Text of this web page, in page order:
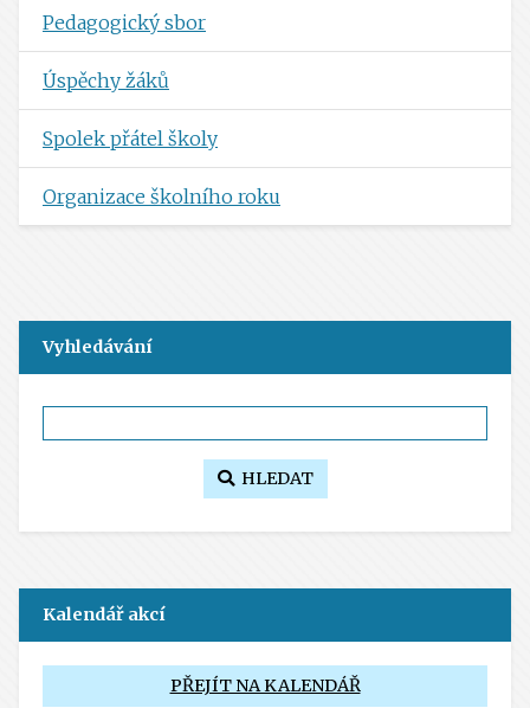
Pedagogický sbor
Úspěchy žáků
Spolek přátel školy
Organizace školního roku
Vyhledávání
HLEDAT
Kalendář akcí
PŘEJÍT NA KALENDÁŘ